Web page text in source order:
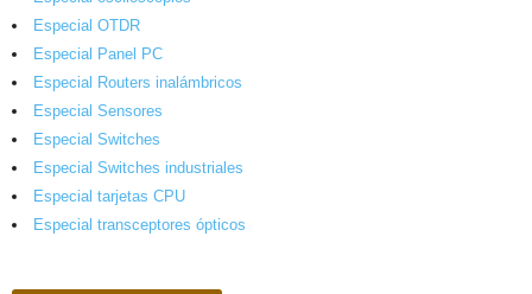
Especial OTDR
Especial Panel PC
Especial Routers inalámbricos
Especial Sensores
Especial Switches
Especial Switches industriales
Especial tarjetas CPU
Especial transceptores ópticos